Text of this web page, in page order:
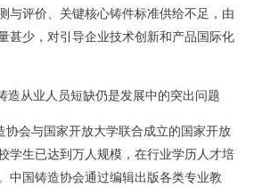
与评价、关键核心铸件标准供给不足，由
甚少，对引导企业技术创新和产品国际化
造从业人员短缺仍是发展中的突出问题
协会与国家开放大学联合成立的国家开放
学生已达到万人规模，在行业学历人才培
中国铸造协会通过编辑出版各类专业教